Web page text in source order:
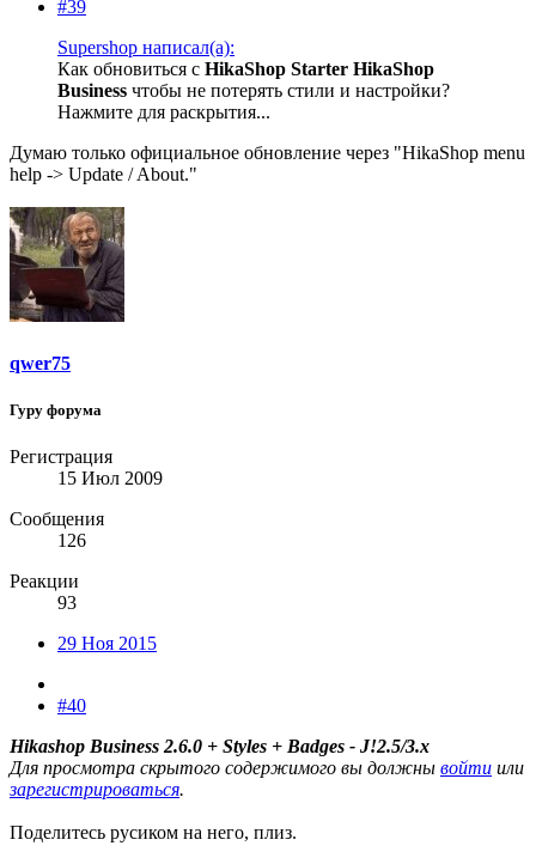
#39
Supershop написал(а):
Как обновиться с HikaShop Starter HikaShop
Business чтобы не потерять стили и настройки?
Нажмите для раскрытия...
Думаю только официальное обновление через "HikaShop menu
help -> Update / About."
qwer75
Гуру форума
Регистрация
15 Июл 2009
Сообщения
126
Реакции
93
29 Ноя 2015
#40
Hikashop Business 2.6.0 + Styles + Badges - J!2.5/3.x
Для просмотра скрытого содержимого вы должны войти или
зарегистрироваться.
Поделитесь русиком на него, плиз.